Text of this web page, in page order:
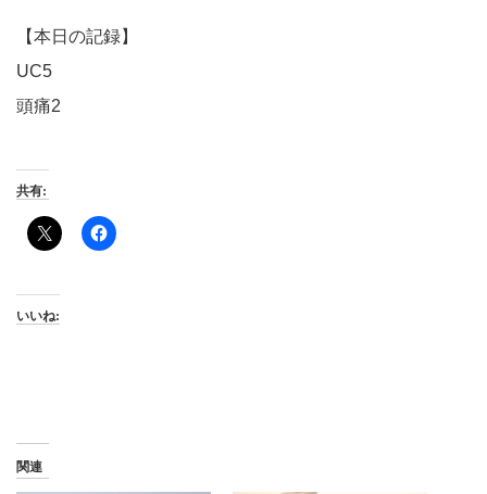
【本日の記録】
UC5
頭痛2
共有:
いいね:
関連